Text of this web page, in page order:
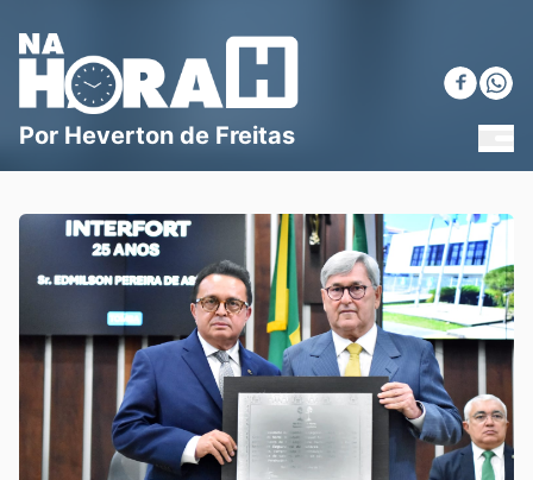
Blog Na Hora H
Por Heverton de Freitas